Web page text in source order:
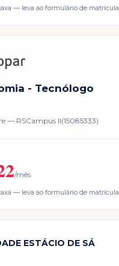
— leva ao formulário de matrícula
- Tecnólogo
— RSCampus II(15085333)
/mês
— leva ao formulário de matrícula
ESTÁCIO DE SÁ